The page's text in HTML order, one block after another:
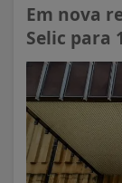
Em nova
Selic para